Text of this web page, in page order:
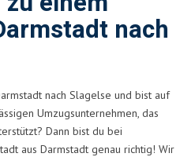
nach
nach Slagelse und bist auf
Umzugsunternehmen, das
Dann bist du bei
aus Darmstadt genau richtig! Wir